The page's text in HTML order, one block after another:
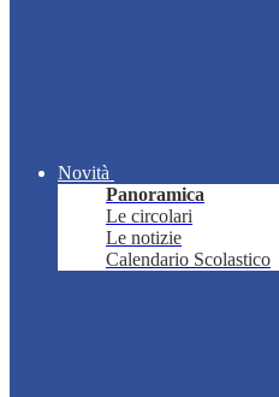
Novità
Panoramica
Le circolari
Le notizie
Calendario Scolastico